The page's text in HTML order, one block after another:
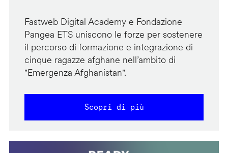
Fastweb Digital Academy e Fondazione
Pangea ETS uniscono le forze per sostenere
il percorso di formazione e integrazione di
cinque ragazze afghane nell’ambito di
"Emergenza Afghanistan".
Scopri di più